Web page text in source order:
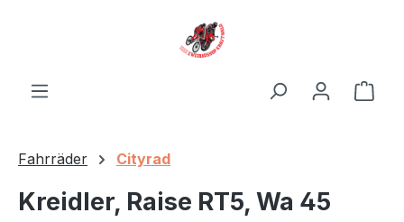
Fahrräder Cityrad
Kreidler, Raise RT5, Wa 45